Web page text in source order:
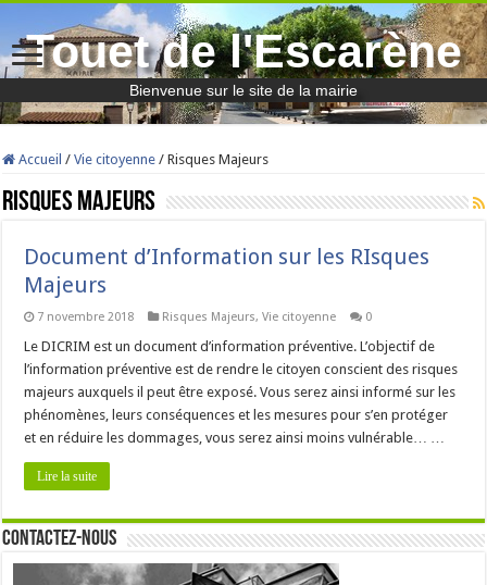
Touet de l'Escarène
Bienvenue sur le site de la mairie
Accueil / Vie citoyenne / Risques Majeurs
Risques Majeurs
Document d’Information sur les RIsques
Majeurs
7 novembre 2018 Risques Majeurs,Vie citoyenne 0
Le DICRIM est un document d’information préventive. L’objectif de
l’information préventive est de rendre le citoyen conscient des risques
majeurs auxquels il peut être exposé. Vous serez ainsi informé sur les
phénomènes, leurs conséquences et les mesures pour s’en protéger
et en réduire les dommages, vous serez ainsi moins vulnérable… …
Lire la suite
Contactez-nous